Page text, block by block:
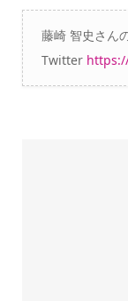
藤崎 智史さん
Twitter